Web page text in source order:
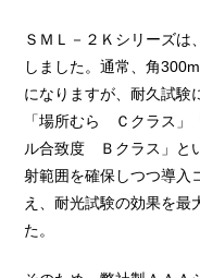
ＳＭＬ－２Ｋシリーズは
しました。通常、角
になりますが、耐久試
「場所むら Ｃクラス」
ル合致度 Ｂクラス」と
射範囲を確保しつつ導入
え、耐光試験の効果を最
た。